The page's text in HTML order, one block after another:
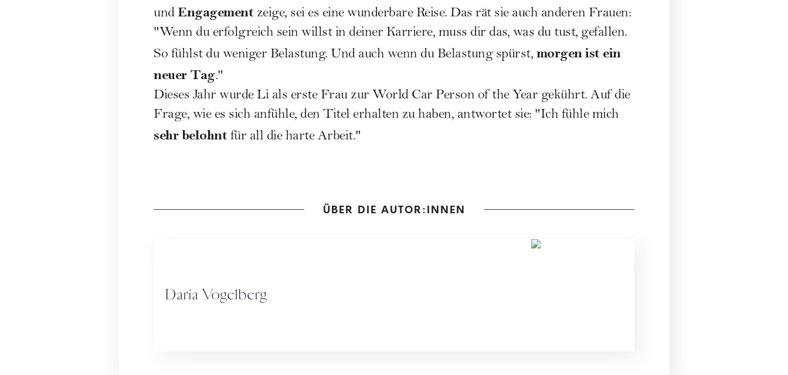
und Engagementzeige, sei es eine wunderbare Reise. Das rät sie auch anderen Frauen:
"Wenn du erfolgreich sein willst in deiner Karriere, muss dir das, was du tust, gefallen.
So fühlst du weniger Belastung. Und auch wenn du Belastung spürst, morgen ist ein
neuer Tag."
Dieses Jahr wurde Li als erste Frau zur World Car Person of the Year gekührt. Auf die
Frage, wie es sich anfühle, den Titel erhalten zu haben, antwortet sie: "Ich fühle mich
sehr belohntfür all die harte Arbeit."
ÜBER DIE AUTOR:INNEN
Daria Vogelberg